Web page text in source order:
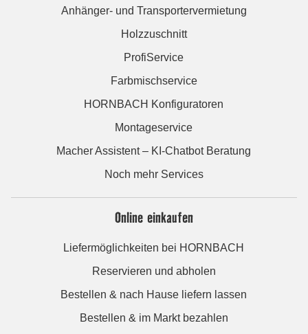
Anhänger- und Transportervermietung
Holzzuschnitt
ProfiService
Farbmischservice
HORNBACH Konfiguratoren
Montageservice
Macher Assistent – KI-Chatbot Beratung
Noch mehr Services
Online einkaufen
Liefermöglichkeiten bei HORNBACH
Reservieren und abholen
Bestellen & nach Hause liefern lassen
Bestellen & im Markt bezahlen